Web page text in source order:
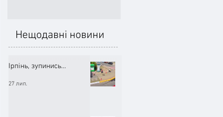
Нещодавні новини
Ірпінь, зупинись…
27 лип.